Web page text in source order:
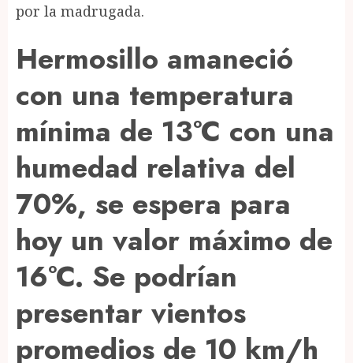
por la madrugada.
Hermosillo amaneció
con una temperatura
mínima de 13°C con una
humedad relativa del
70%, se espera para
hoy un valor máximo de
16°C. Se podrían
presentar vientos
promedios de 10 km/h